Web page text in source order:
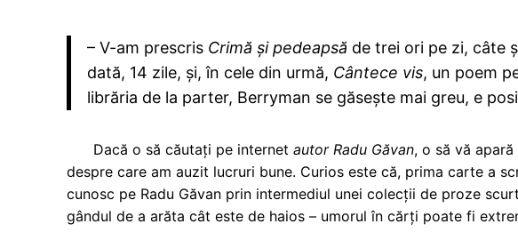
– V-am prescris Crimă și pedeapsă de trei ori pe zi, câte
dată, 14 zile, și, în cele din urmă, Cântece vis, un poem
librăria de la parter, Berryman se găsește mai greu, e
Dacă o să căutați pe internetautor Radu Găvan, o să vă
despre care am auzit lucruri bune. Curios este că, prima carte a
cunosc pe Radu Găvan prin intermediul unei colecții de proze
gândul de a arăta cât este de haios – umorul în cărți poate fi